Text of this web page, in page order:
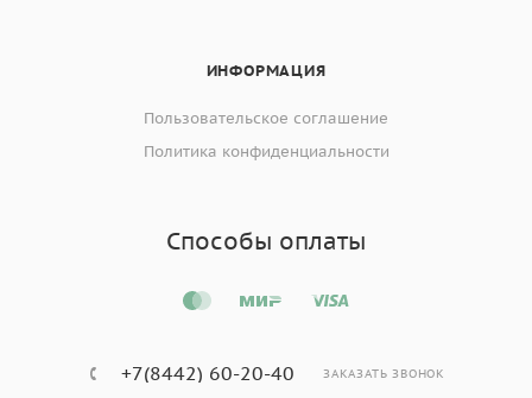
ИНФОРМАЦИЯ
Пользовательское соглашение
Политика конфиденциальности
Способы оплаты
+7(8442) 60-20-40 ЗАКАЗАТЬ ЗВОНОК